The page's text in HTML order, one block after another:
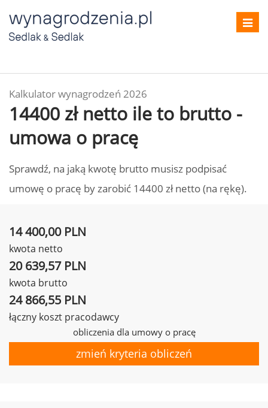
Kalkulator wynagrodzeń 2026
14400 zł netto ile to brutto -
umowa o pracę
Sprawdź, na jaką kwotę brutto musisz podpisać
umowę o pracę by zarobić 14400 zł netto (na rękę).
14 400,00 PLN
kwota netto
20 639,57 PLN
kwota brutto
24 866,55 PLN
łączny koszt pracodawcy
obliczenia dla umowy o pracę
zmień kryteria obliczeń